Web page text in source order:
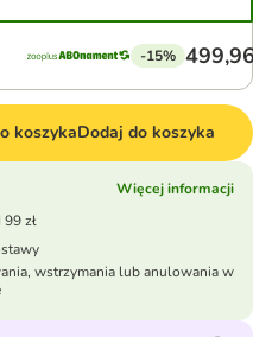
-15%
koszykaDodaj do koszyka
Więcej informacji
zł
wstrzymania lub anulowania w